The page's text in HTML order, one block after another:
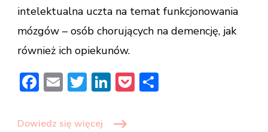
Dasha
intelektualna uczta na temat funkcjonowania
mózgów – osób chorujących na demencję, jak
również ich opiekunów.
Facebook
EmailTwitter
LinkedIn
Pocket
Dowiedz się więcej